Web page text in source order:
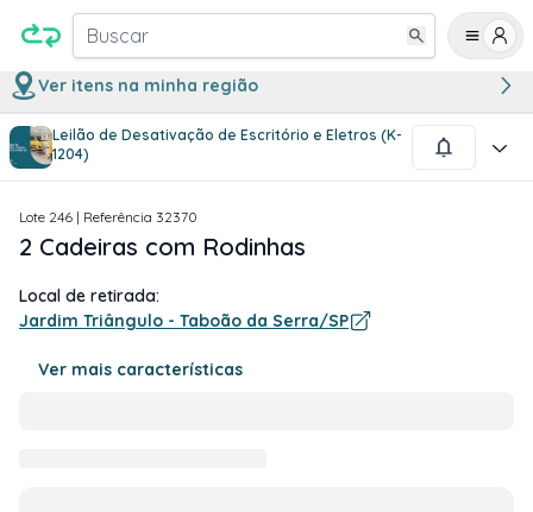
Buscar
Ver itens na minha região
Leilão de Desativação de Escritório e Eletros (K-
1204)
1/1
Lote 246 | Referência 32370
2 Cadeiras com Rodinhas
Local de retirada:
Jardim Triângulo - Taboão da Serra/SP
Ver mais características